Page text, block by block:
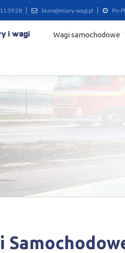
39 28 biuro@miary-wagi.pl Pn-
Wagi samochodowe